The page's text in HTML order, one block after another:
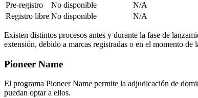
Pre-registro
No disponible
N/A
Registro libre No disponible N/A
Existen distintos procesos antes y durante la fase de
extensión, debido a marcas registradas o en el momento
Pioneer Name
El programa Pioneer Name permite la adjudicación de
puedan optar a ellos.